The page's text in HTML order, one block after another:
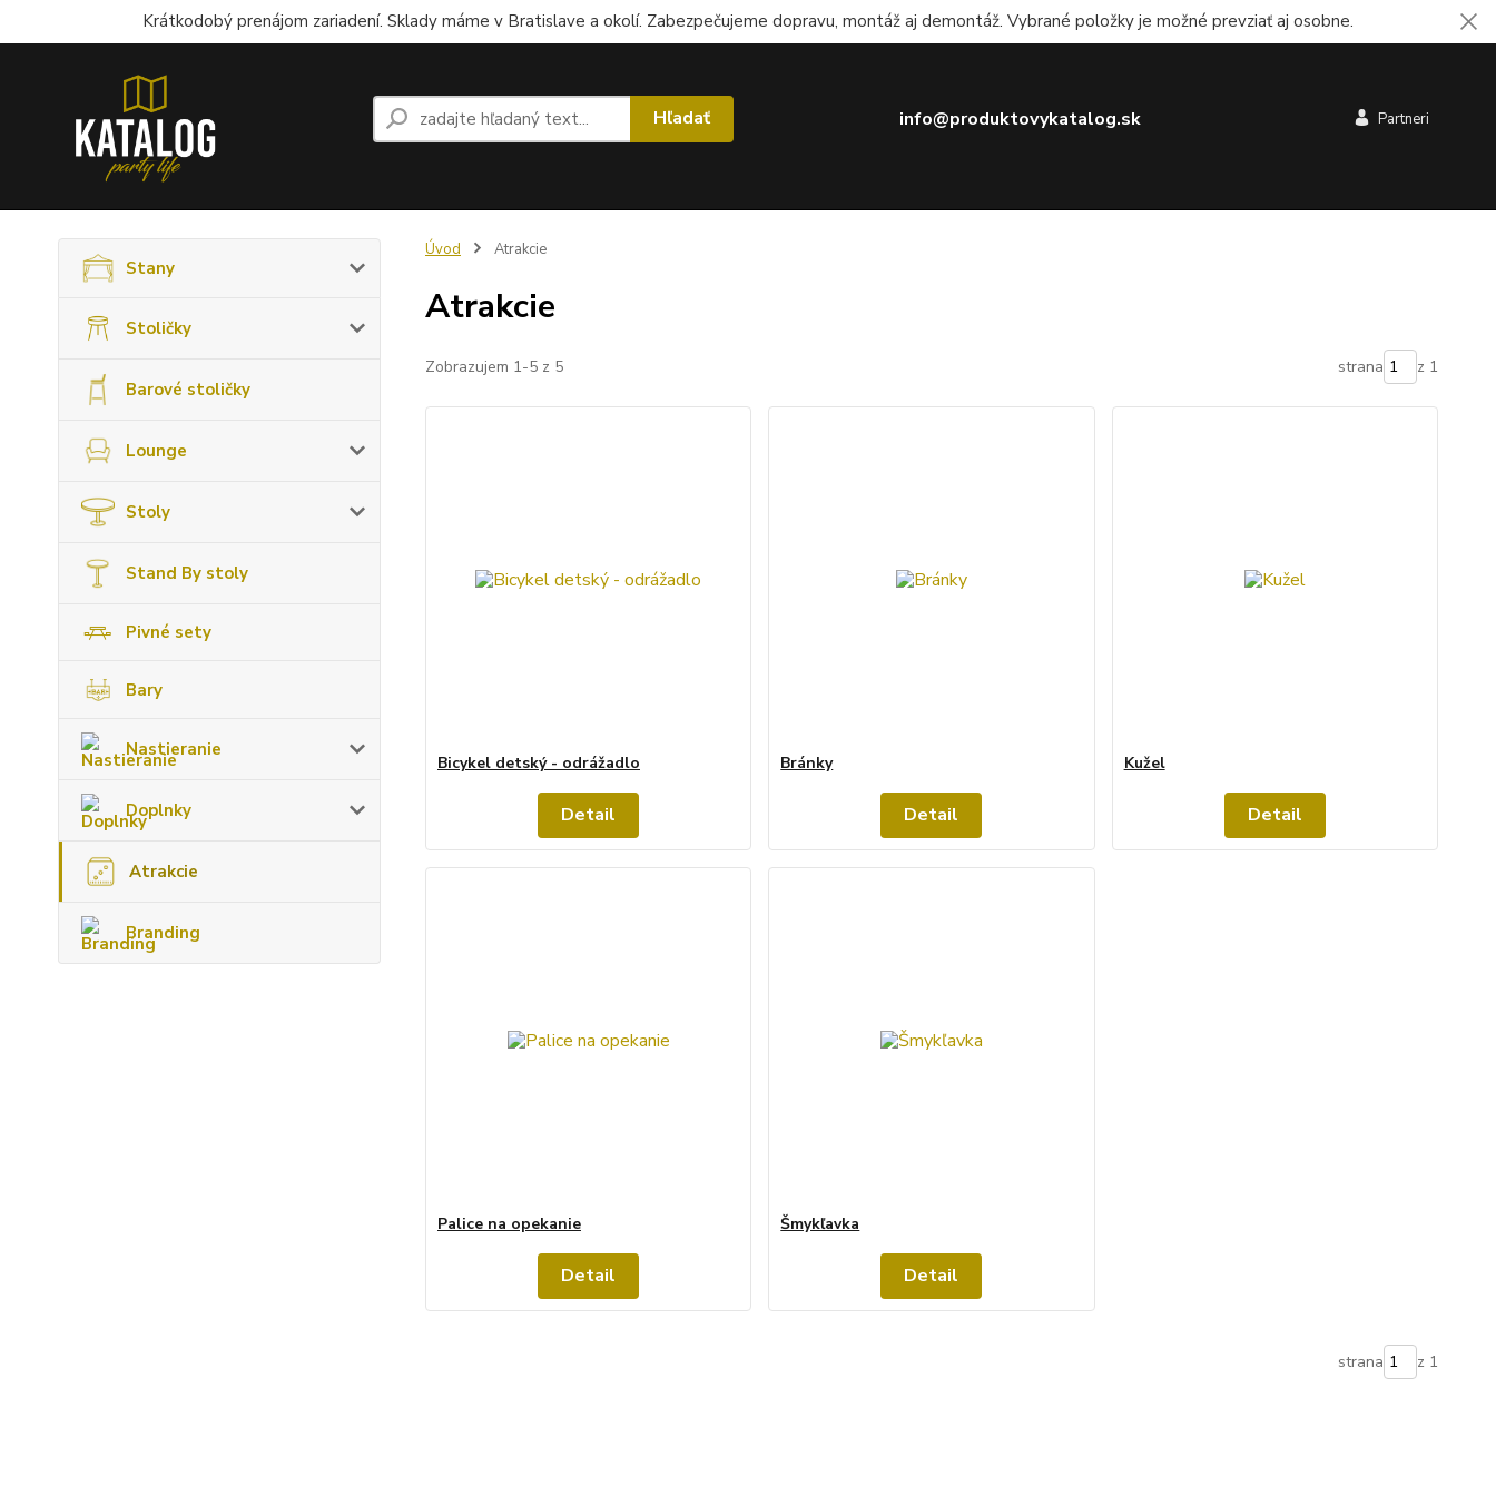
Krátkodobý prenájom zariadení. Sklady máme v Bratislave a okolí. Zabezpečujeme dopravu, montáž aj demontáž. Vybrané položky je možné prevziať aj osobne.
Partneri
Hľadať info@produktovykatalog.sk
Stany
Stoličky
Barové stoličky
Lounge
Stoly
Stand By stoly
Pivné sety
Bary
Nastieranie
Doplnky
Atrakcie
Branding
Úvod Atrakcie
Atrakcie
Zobrazujem 1-5 z 5 strana z 1
Bicykel detský - odrážadlo
Detail
Bránky
Detail
Kužel
Detail
Palice na opekanie
Detail
Šmykľavka
Detail
strana z 1